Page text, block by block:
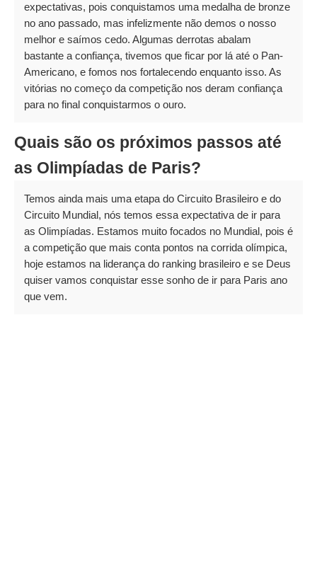
expectativas, pois conquistamos uma medalha de bronze
no ano passado, mas infelizmente não demos o nosso
melhor e saímos cedo. Algumas derrotas abalam
bastante a confiança, tivemos que ficar por lá até o Pan-
Americano, e fomos nos fortalecendo enquanto isso. As
vitórias no começo da competição nos deram confiança
para no final conquistarmos o ouro.
Quais são os próximos passos até
as Olimpíadas de Paris?
Temos ainda mais uma etapa do Circuito Brasileiro e do
Circuito Mundial, nós temos essa expectativa de ir para
as Olimpíadas. Estamos muito focados no Mundial, pois é
a competição que mais conta pontos na corrida olímpica,
hoje estamos na liderança do ranking brasileiro e se Deus
quiser vamos conquistar esse sonho de ir para Paris ano
que vem.